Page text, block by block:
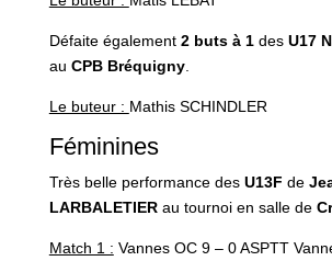
Défaite également 2 buts à 1des U17
au CPB Bréquigny.
Le buteur : Mathis SCHINDLER
Féminines
Très belle performance des U13F de
LARBALETIERau tournoi en salle de
Match 1 : Vannes OC 9 – 0 ASPTT